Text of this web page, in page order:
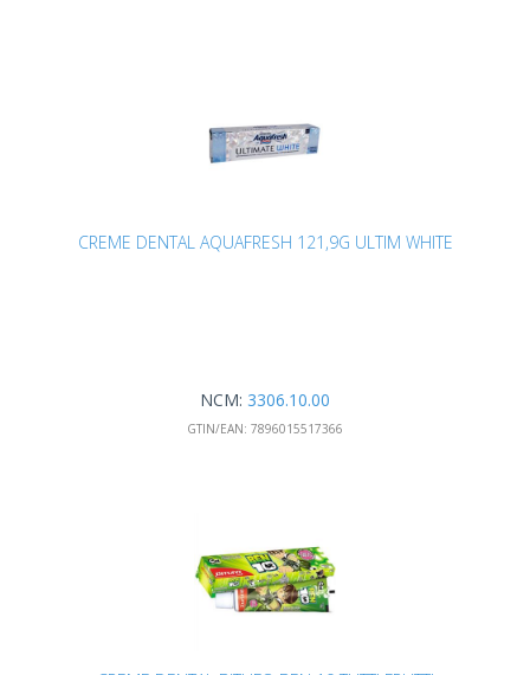
CREME DENTAL AQUAFRESH 121,9G ULTIM WHITE
NCM: 3306.10.00
GTIN/EAN: 7896015517366